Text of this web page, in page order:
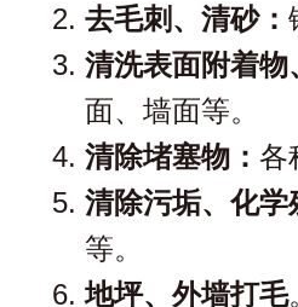
去毛刺、清砂：
清洗表面附着物
面、墙面等。
清除堵塞物： 各
清除污垢、化学
等。
地坪、外墙打毛